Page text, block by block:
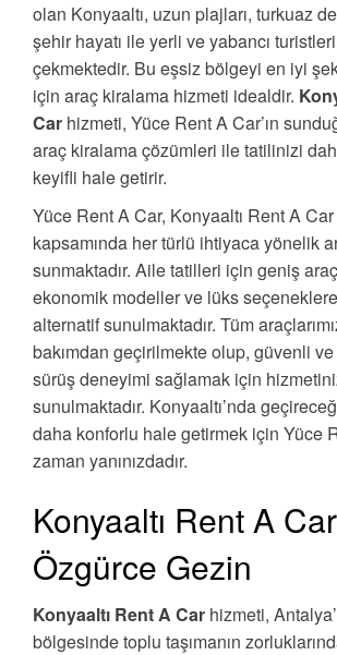
olan Konyaaltı, uzun plajları, turkuaz
şehir hayatı ile yerli ve yabancı
çekmektedir. Bu eşsiz bölgeyi en iyi
için araç kiralama hizmeti idealdir.
Car hizmeti, Yüce Rent A Car’ın
araç kiralama çözümleri ile tatilinizi
keyifli hale getirir.
Yüce Rent A Car, Konyaaltı Rent A
kapsamında her türlü ihtiyaca yönelik
sunmaktadır. Aile tatilleri için geniş
ekonomik modeller ve lüks
alternatif sunulmaktadır. Tüm
bakımdan geçirilmekte olup, güvenli
sürüş deneyimi sağlamak için
sunulmaktadır. Konyaaltı’nda
daha konforlu hale getirmek için Yüce
zaman yanınızdadır.
Konyaaltı Rent A
Özgürce Gezin
Konyaaltı Rent A Car hizmeti,
bölgesinde toplu taşımanın